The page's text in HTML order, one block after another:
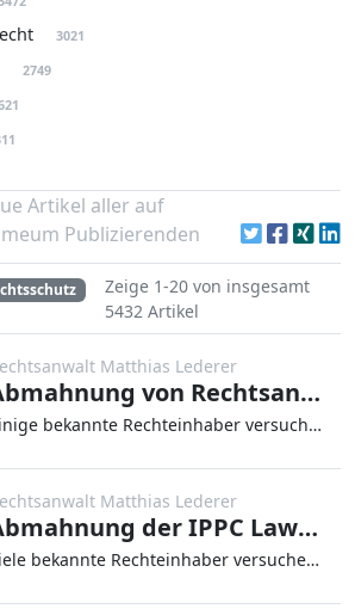
3021
2749
Artikel aller auf
Publizierenden
Zeige 1-20 von insgesamt
5432 Artikel
Matthias Lederer
Abmahnung von Rechtsanwalt Yussof Sarwari für VPS Film-Entertainment Filmverwertungsgesellschaft mbH wegen „Dorcel – LUXURE – Die Vergnügen meiner Frau“
Einige bekannte Rechteinhaber versuchen schon seit Jahren, die unerlaubte Verbreitung ihrer Werke (z.B. Filme, Musik, Co
Matthias Lederer
Abmahnung der IPPC Law Rechtsanwaltsgesellschaft mbH für MG Premium Ltd wegen „Honey Where Are My Handcuffs“
Viele bekannte Rechteinhaber versuchen bereits seit einigen Jahren, Rechtsverletzungen im Internet, insbesondere in sog.